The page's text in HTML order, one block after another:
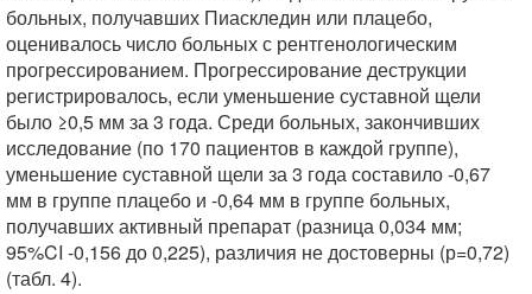
больных, получавших Пиаскледин или плацебо,
оценивалось число больных с рентгенологическим
прогрессированием. Прогрессирование деструкции
регистрировалось, если уменьшение суставной щели
было ≥0,5 мм за 3 года. Среди больных, закончивших
исследование (по 170 пациентов в каждой группе),
уменьшение суставной щели за 3 года составило -0,67
мм в группе плацебо и -0,64 мм в группе больных,
получавших активный препарат (разница 0,034 мм;
95%CI -0,156 до 0,225), различия не достоверны (р=0,72)
(табл. 4).